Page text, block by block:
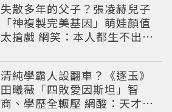
失散多年的父子？張凌赫兒子
「神複製完美基因」萌娃顏值
太搶戲 網笑：本人都生不出這
清純學霸人設翻車？《逐玉》
田曦薇「四敗愛因斯坦」智
商、學歷全輾壓 網酸：天才全